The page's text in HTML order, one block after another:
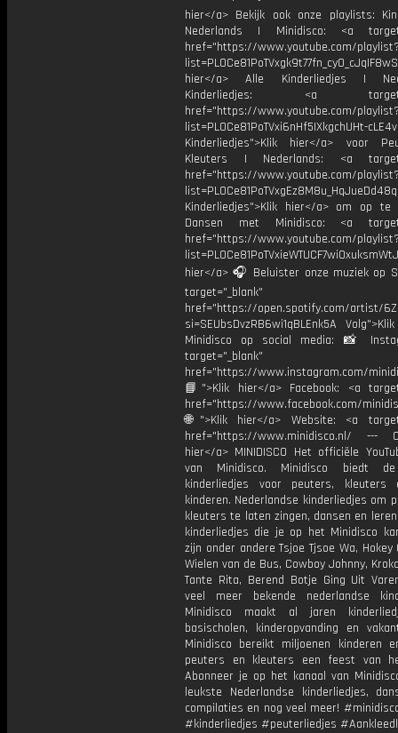
hier</a> Bekijk ook onze playlists:
Nederlands | Minidisco: <a
href="https://www.youtube.com/
hier</a> Alle Kinderliedjes |
Kinderliedjes: <a
href="https://www.youtube.com/
list=PL0Ce81PoTVxi6nHf5IXkgchUHt-
Kinderliedjes">Klik hier</a> voor
Kleuters | Nederlands: <a
href="https://www.youtube.com/
Kinderliedjes">Klik hier</a> om op te
Dansen met Minidisco: <a
href="https://www.youtube.com/
hier</a> 🎧 Beluister onze muziek op
target="_blank"
href="https://open.spotify.com/artist/
si=SEUbsDvzRB6wi1qBLEnk5A
Minidisco op social media: 📸
target="_blank"
href="https://www.instagram.com/
📘">Klik hier</a> Facebook: <a
href="https://www.facebook.com/
🌐">Klik hier</a> Website: <a
href="https://www.minidisco.nl/ ---
hier</a> MINIDISCO Het officiële
van Minidisco. Minidisco biedt
kinderliedjes voor peuters, kleuters
kinderen. Nederlandse kinderliedjes om
kleuters te laten zingen, dansen en
kinderliedjes die je op het Minidisco
zijn onder andere Tsjoe Tjsoe Wa, Hokey
Wielen van de Bus, Cowboy Johnny,
Tante Rita, Berend Botje Ging Uit
veel meer bekende nederlandse
Minidisco maakt al jaren
basischolen, kinderopvanding en
Minidisco bereikt miljoenen kinderen
peuters en kleuters een feest van
Abonneer je op het kanaal van
leukste Nederlandse kinderliedjes,
compilaties en nog veel meer!
#kinderliedjes #peuterliedjes